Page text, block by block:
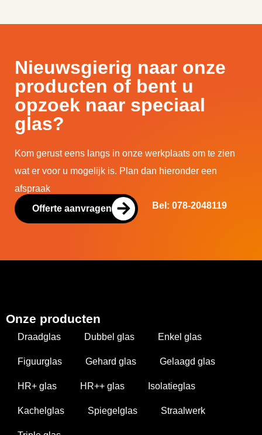
Nieuwsgierig naar onze
producten of bent u
opzoek naar speciaal
glas?
Kom gerust eens langs in onze werkplaats om te zien
wat er voor u mogelijk is. Plan dan hieronder een
afspraak
Offerte aanvragen Bel: 078-2048119
Onze producten
Draadglas Dubbel glas Enkel glas
Figuurglas Gehard glas Gelaagd glas
HR+ glas HR++ glas Isolatieglas
Kachelglas Spiegelglas Straalwerk